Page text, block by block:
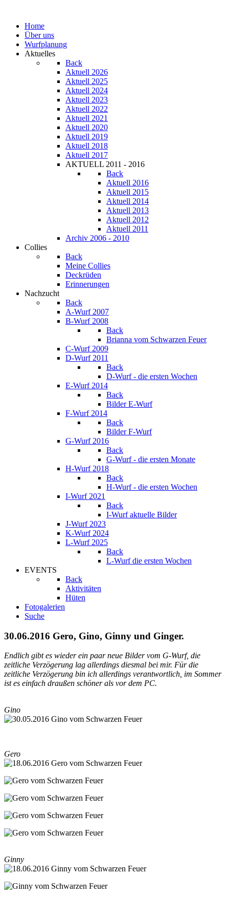
Home
Über uns
Wurfplanung
Aktuelles
Back
Aktuell 2026
Aktuell 2025
Aktuell 2024
Aktuell 2023
Aktuell 2022
Aktuell 2021
Aktuell 2020
Aktuell 2019
Aktuell 2018
Aktuell 2017
AKTUELL 2011 - 2016
Back
Aktuell 2016
Aktuell 2015
Aktuell 2014
Aktuell 2013
Aktuell 2012
Aktuell 2011
Archiv 2006 - 2010
Collies
Back
Meine Collies
Deckrüden
Erinnerungen
Nachzucht
Back
A-Wurf 2007
B-Wurf 2008
Back
Brianna vom Schwarzen Feuer
C-Wurf 2009
D-Wurf 2011
Back
D-Wurf - die ersten Wochen
E-Wurf 2014
Back
Bilder E-Wurf
F-Wurf 2014
Back
Bilder F-Wurf
G-Wurf 2016
Back
G-Wurf - die ersten Monate
H-Wurf 2018
Back
H-Wurf - die ersten Wochen
I-Wurf 2021
Back
I-Wurf aktuelle Bilder
J-Wurf 2023
K-Wurf 2024
L-Wurf 2025
Back
L-Wurf die ersten Wochen
EVENTS
Back
Aktivitäten
Hüten
Fotogalerien
Suche
30.06.2016 Gero, Gino, Ginny und Ginger.
Endlich gibt es wieder ein paar neue Bilder vom G-Wurf, die
zeitliche Verzögerung lag allerdings diesmal bei mir. Für die
zeitliche Verzögerung bin ich allerdings verantwortlich, im Sommer
ist es einfach draußen schöner als vor dem PC.
Gino
Gero
Ginny